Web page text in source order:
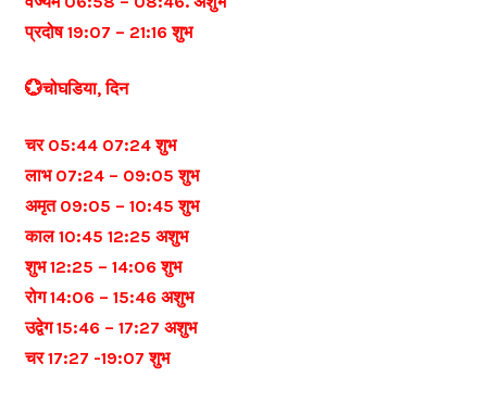
प्रदोष 19:07 – 21:16 शुभ
💮चोघडिया, दिन
चर 05:44 07:24 शुभ
लाभ 07:24 – 09:05 शुभ
अमृत 09:05 – 10:45 शुभ
काल 10:45 12:25 अशुभ
शुभ 12:25 – 14:06 शुभ
रोग 14:06 – 15:46 अशुभ
उद्वेग 15:46 – 17:27 अशुभ
चर 17:27 -19:07 शुभ